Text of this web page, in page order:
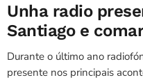
Unha radio
Santiago e
Durante o último ano
presente nos principais